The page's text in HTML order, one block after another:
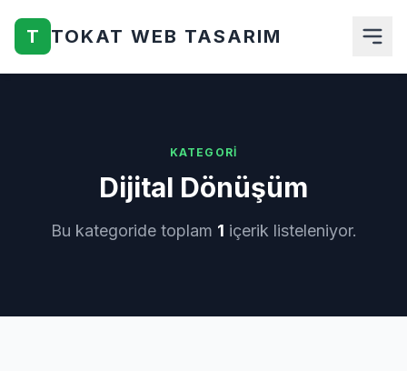
T TOKAT WEB TASARIM
Hizmetlerimiz
Ürünler
KATEGORI
Dijital Dönüşüm
Bu kategoride toplam 1 içerik listeleniyor.